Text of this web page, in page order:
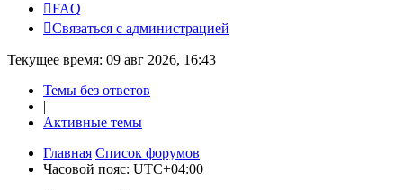
FAQ
Связаться с администрацией
Текущее время: 09 авг 2026, 16:43
Темы без ответов
|
Активные темы
Главная Список форумов
Часовой пояс: UTC+04:00